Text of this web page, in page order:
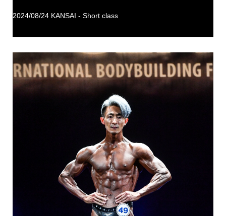
2024/08/24 KANSAI - Short class